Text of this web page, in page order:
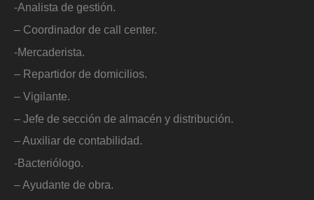
-Analista de gestión.
– Coordinador de call center.
-Mercaderista.
– Repartidor de domicilios.
– Vigilante.
– Jefe de sección de almacén y distribución.
– Auxiliar de contabilidad.
-Bacteriólogo.
– Ayudante de obra.